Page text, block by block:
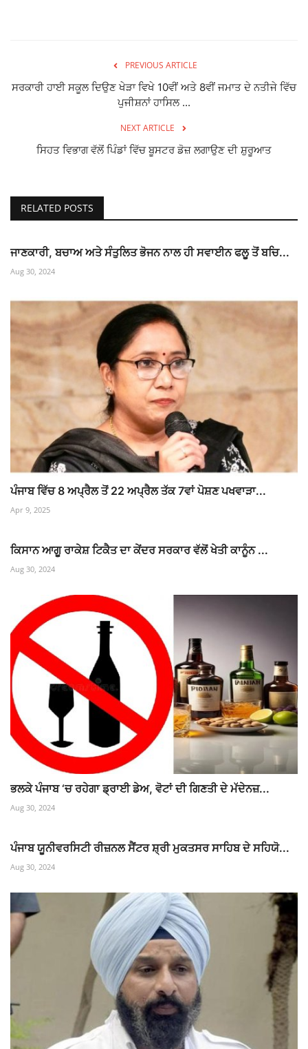
Contact Us
PREVIOUS ARTICLE
ਸਰਕਾਰੀ ਹਾਈ ਸਕੂਲ ਦਿਉਣ ਖੇੜਾ ਵਿਖੇ 10ਵੀਂ ਅਤੇ 8ਵੀਂ ਜਮਾਤ ਦੇ ਨਤੀਜੇ ਵਿੱਚ
ਪੁਜੀਸ਼ਨਾਂ ਹਾਸਿਲ ...
NEXT ARTICLE
ਸਿਹਤ ਵਿਭਾਗ ਵੱਲੋਂ ਪਿੰਡਾਂ ਵਿੱਚ ਬੂਸਟਰ ਡੋਜ਼ ਲਗਾਉਣ ਦੀ ਸ਼ੁਰੂਆਤ
RELATED POSTS
ਜਾਣਕਾਰੀ, ਬਚਾਅ ਅਤੇ ਸੰਤੁਲਿਤ ਭੋਜਨ ਨਾਲ ਹੀ ਸਵਾਈਨ ਫਲੂ ਤੋਂ ਬਚਿ...
Aug 30, 2024
ਪੰਜਾਬ ਵਿੱਚ 8 ਅਪ੍ਰੈਲ ਤੋਂ 22 ਅਪ੍ਰੈਲ ਤੱਕ 7ਵਾਂ ਪੋਸ਼ਣ ਪਖਵਾੜਾ...
Apr 9, 2025
ਕਿਸਾਨ ਆਗੂ ਰਾਕੇਸ਼ ਟਿਕੈਤ ਦਾ ਕੇਂਦਰ ਸਰਕਾਰ ਵੱਲੋਂ ਖੇਤੀ ਕਾਨੂੰਨ ...
Aug 30, 2024
ਭਲਕੇ ਪੰਜਾਬ ‘ਚ ਰਹੇਗਾ ਡ੍ਰਾਈ ਡੇਅ, ਵੋਟਾਂ ਦੀ ਗਿਣਤੀ ਦੇ ਮੱਦੇਨਜ਼...
Aug 30, 2024
ਪੰਜਾਬ ਯੂਨੀਵਰਸਿਟੀ ਰੀਜ਼ਨਲ ਸੈਂਟਰ ਸ਼੍ਰੀ ਮੁਕਤਸਰ ਸਾਹਿਬ ਦੇ ਸਹਿਯੋ...
Aug 30, 2024